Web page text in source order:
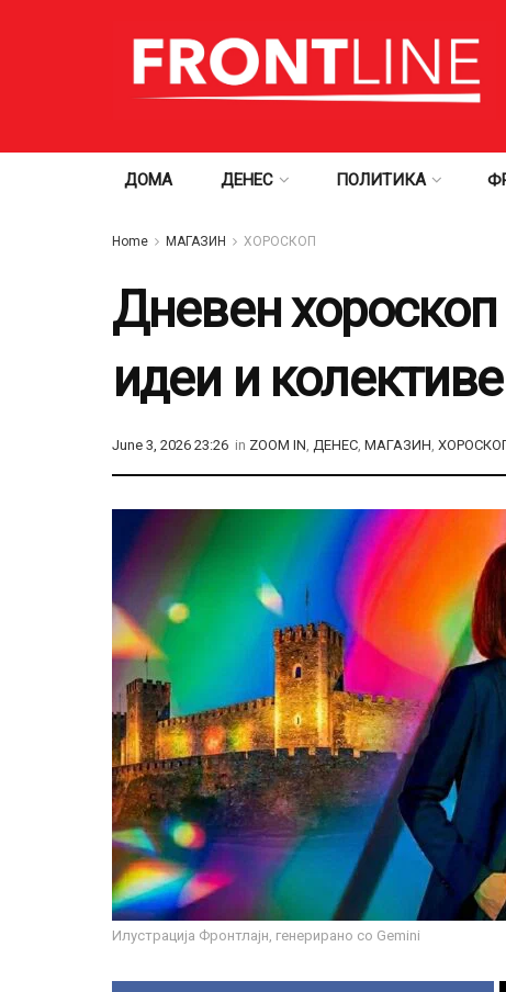
ДОМА ДЕНЕС ПОЛИТИКА
Home МАГАЗИН ХОРОСКОП
Дневен хороскоп
идеи и
June 3, 2026 23:26 in ZOOM IN, ДЕНЕС, МАГАЗИН,
Илустрација Фронтлајн, генерирано со Gemini